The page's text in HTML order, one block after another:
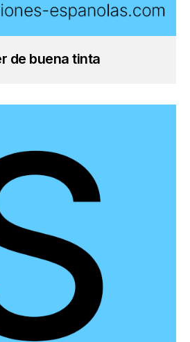
de buena tinta